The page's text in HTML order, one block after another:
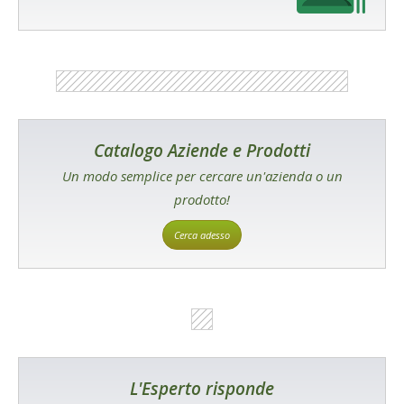
Catalogo Aziende e Prodotti
Un modo semplice per cercare un'azienda o un
prodotto!
Cerca adesso
L'Esperto risponde